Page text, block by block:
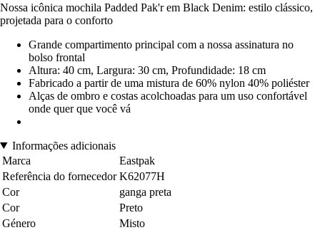
Nossa icônica mochila Padded Pak'r em Black Denim: estilo clássico,
projetada para o conforto
Grande compartimento principal com a nossa assinatura no
bolso frontal
Altura: 40 cm, Largura: 30 cm, Profundidade: 18 cm
Fabricado a partir de uma mistura de 60% nylon 40% poliéster
Alças de ombro e costas acolchoadas para um uso confortável
onde quer que você vá
Informações adicionais
Marca
Eastpak
Referência do fornecedor K62077H
Cor
ganga preta
Cor
Preto
Género
Misto